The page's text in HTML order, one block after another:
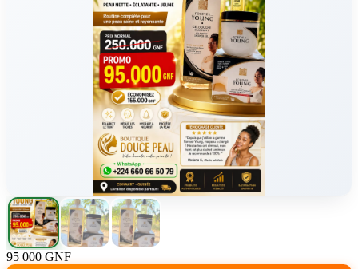
95 000 GNF